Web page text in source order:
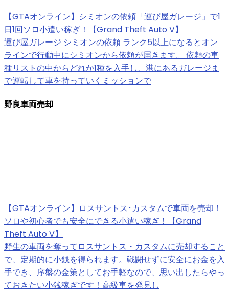
【GTAオンライン】シミオンの依頼「運び屋ガレージ」で1
日1回ソロ小遣い稼ぎ！【Grand Theft Auto V】
運び屋ガレージ シミオンの依頼 ランク5以上になるとオン
ラインで行動中にシミオンから依頼が届きます。 依頼の車
種リストの中からどれか1種を入手し、港にあるガレージま
で運転して車を持っていくミッションで
野良車両売却
【GTAオンライン】ロスサントス･カスタムで車両を売却！
ソロや初心者でも安全にできる小遣い稼ぎ！【Grand
Theft Auto V】
野生の車両を奪ってロスサントス・カスタムに売却すること
で、定期的に小銭を得られます。戦闘せずに安全にお金を入
手でき、序盤の金策としてお手軽なので、思い出したらやっ
ておきたい小銭稼ぎです！高級車を発見し